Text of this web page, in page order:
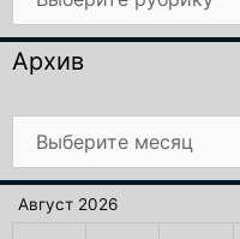
Архив
Архив
Август 2026